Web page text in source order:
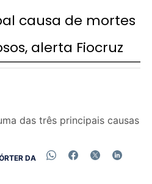
causa de mortes
alerta Fiocruz
das três principais causas
DA